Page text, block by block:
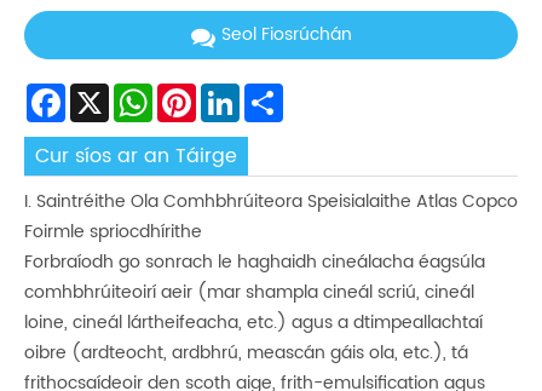
Seol Fiosrúchán
Facebook
X WhatsApp
Pinterest
LinkedIn
Cur síos ar an Táirge
I. Saintréithe Ola Comhbhrúiteora Speisialaithe Atlas Copco
Foirmle spriocdhírithe
Forbraíodh go sonrach le haghaidh cineálacha éagsúla
comhbhrúiteoirí aeir (mar shampla cineál scriú, cineál
loine, cineál lártheifeacha, etc.) agus a dtimpeallachtaí
oibre (ardteocht, ardbhrú, meascán gáis ola, etc.), tá
frithocsaídeoir den scoth aige, frith-emulsification agus